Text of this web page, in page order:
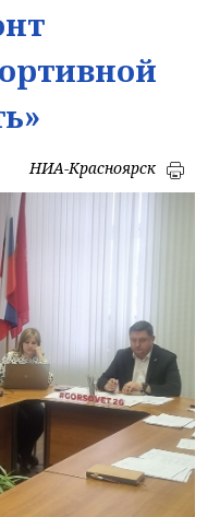
НИА-Красноярск